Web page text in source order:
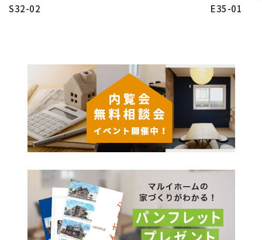
S32-02 E35-01